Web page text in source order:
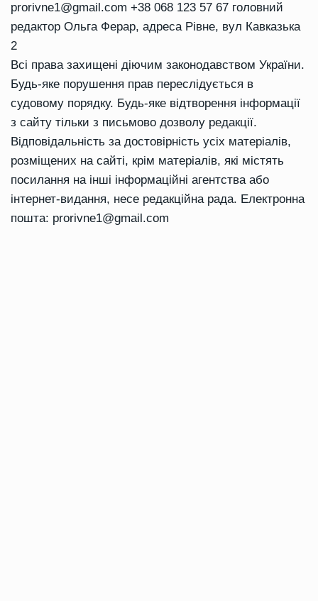
prorivne1@gmail.com +38 068 123 57 67 головний
редактор Ольга Ферар, адреса Рівне, вул Кавказька
2
Всі права захищені діючим законодавством України.
Будь-яке порушення прав переслідується в
судовому порядку. Будь-яке відтворення інформації
з сайту тільки з письмово дозволу редакції.
Відповідальність за достовірність усіх матеріалів,
розміщених на сайті, крім матеріалів, які містять
посилання на інші інформаційні агентства або
інтернет-видання, несе редакційна рада. Електронна
пошта: prorivne1@gmail.com